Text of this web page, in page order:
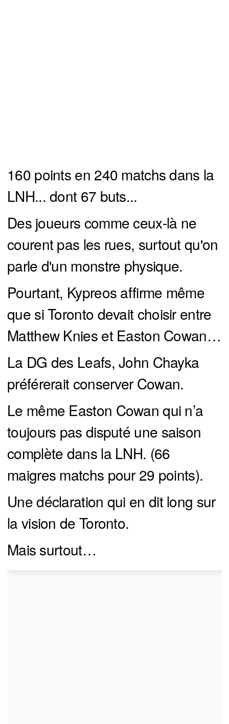
160 points en 240 matchs dans la
LNH... dont 67 buts...
Des joueurs comme ceux-là ne
courent pas les rues, surtout qu'on
parle d'un monstre physique.
Pourtant, Kypreos affirme même
que si Toronto devait choisir entre
Matthew Knies et Easton Cowan…
La DG des Leafs, John Chayka
préférerait conserver Cowan.
Le même Easton Cowan qui n’a
toujours pas disputé une saison
complète dans la LNH. (66
maigres matchs pour 29 points).
Une déclaration qui en dit long sur
la vision de Toronto.
Mais surtout…